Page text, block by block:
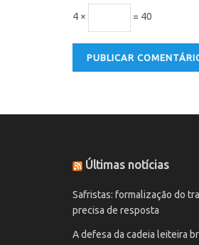
4 × = 40
Últimas notícias
Safristas: formalização do
precisa de resposta
A defesa da cadeia leiteira